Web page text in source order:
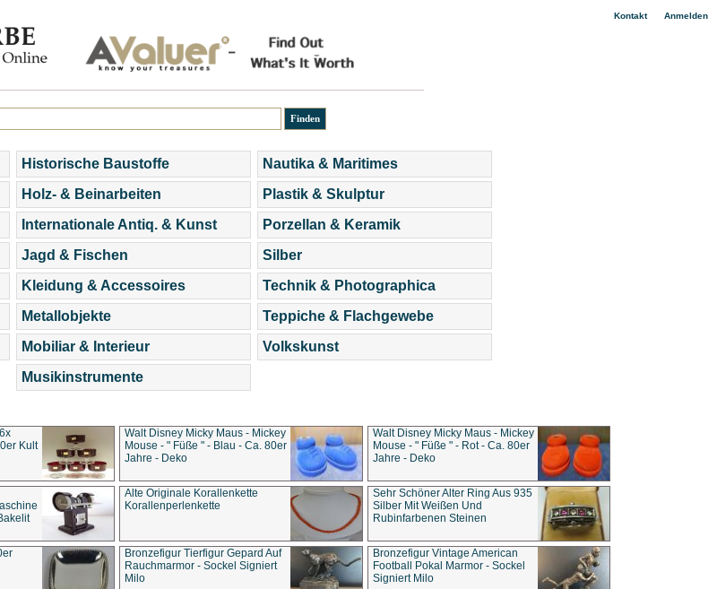
Kontakt| Anmelden
Historische Baustoffe
Holz- & Beinarbeiten
Internationale Antiq. & Kunst
Jagd & Fischen
Kleidung & Accessoires
Metallobjekte
Mobiliar & Interieur
Musikinstrumente
Nautika & Maritimes
Plastik & Skulptur
Porzellan & Keramik
Silber
Technik & Photographica
Teppiche & Flachgewebe
Volkskunst
Kult
Walt Disney Micky Maus - Mickey
Mouse - " Füße " - Blau - Ca. 80er
Jahre - Deko
Walt Disney Micky Maus - Mickey
Mouse - " Füße " - Rot - Ca. 80er
Jahre - Deko
Alte Originale Korallenkette
Korallenperlenkette
Sehr Schöner Alter Ring Aus 935
Silber Mit Weißen Und
Rubinfarbenen Steinen
Bronzefigur Tierfigur Gepard Auf
Rauchmarmor - Sockel Signiert
Milo
Bronzefigur Vintage American
Football Pokal Marmor - Sockel
Signiert Milo